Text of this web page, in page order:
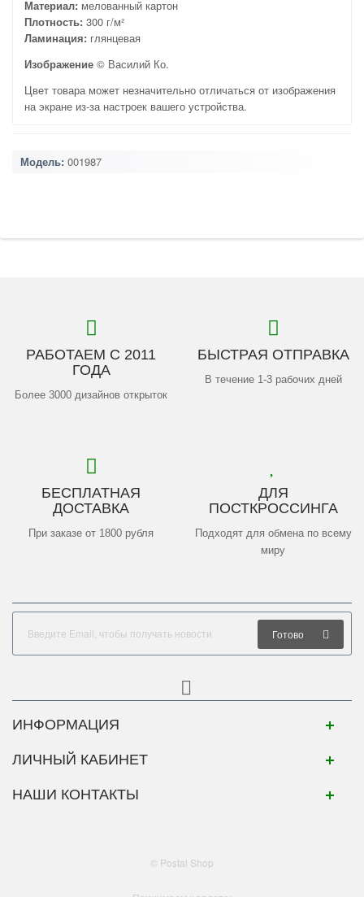
Материал: мелованный картон
Плотность: 300 г/м²
Ламинация: глянцевая
Изображение © Василий Ко.
Цвет товара может незначительно отличаться от изображения
на экране из-за настроек вашего устройства.
Модель: 001987
РАБОТАЕМ С 2011
ГОДА
Более 3000 дизайнов открыток
БЫСТРАЯ ОТПРАВКА
В течение 1-3 рабочих дней
БЕСПЛАТНАЯ
ДОСТАВКА
При заказе от 1800 рубля
ДЛЯ
ПОСТКРОССИНГА
Подходят для обмена по всему
миру
Готово
ИНФОРМАЦИЯ
ЛИЧНЫЙ КАБИНЕТ
НАШИ КОНТАКТЫ
© Postal Shop